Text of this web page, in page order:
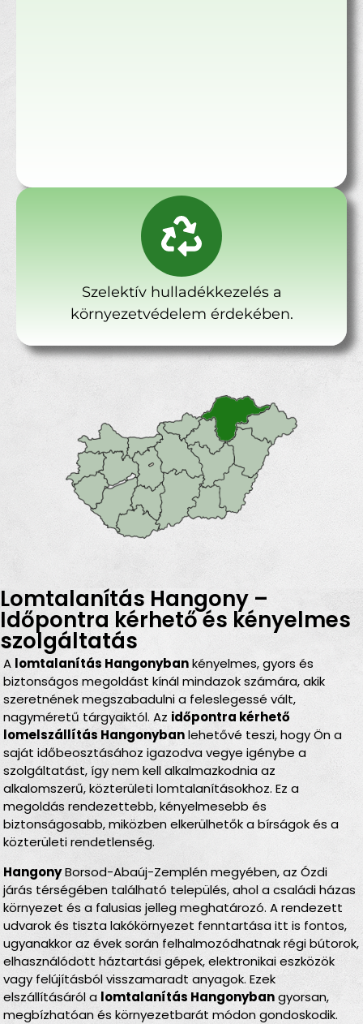
Szelektív hulladékkezelés a
környezetvédelem érdekében.
Lomtalanítás Hangony –
Időpontra kérhető és kényelmes
szolgáltatás
A lomtalanítás Hangonybankényelmes, gyors és
biztonságos megoldást kínál mindazok számára, akik
szeretnének megszabadulni a feleslegessé vált,
nagyméretű tárgyaiktól. Az időpontra kérhető
lomelszállítás Hangonybanlehetővé teszi, hogy Ön a
saját időbeosztásához igazodva vegye igénybe a
szolgáltatást, így nem kell alkalmazkodnia az
alkalomszerű, közterületi lomtalanításokhoz. Ez a
megoldás rendezettebb, kényelmesebb és
biztonságosabb, miközben elkerülhetők a bírságok és a
közterületi rendetlenség.
HangonyBorsod-Abaúj-Zemplén megyében, az Ózdi
járás térségében található település, ahol a családi házas
környezet és a falusias jelleg meghatározó. A rendezett
udvarok és tiszta lakókörnyezet fenntartása itt is fontos,
ugyanakkor az évek során felhalmozódhatnak régi bútorok,
elhasználódott háztartási gépek, elektronikai eszközök
vagy felújításból visszamaradt anyagok. Ezek
elszállításáról a lomtalanítás Hangonybangyorsan,
megbízhatóan és környezetbarát módon gondoskodik.